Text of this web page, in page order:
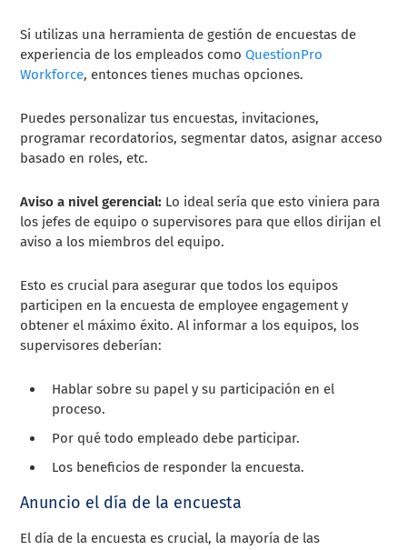
Si utilizas una herramienta de gestión de encuestas de
experiencia de los empleados comoQuestionPro
Workforce, entonces tienes muchas opciones.
Puedes personalizar tus encuestas, invitaciones,
programar recordatorios, segmentar datos, asignar acceso
basado en roles, etc.
Aviso a nivel gerencial: Lo ideal sería que esto viniera para
los jefes de equipo o supervisores para que ellos dirijan el
aviso a los miembros del equipo.
Esto es crucial para asegurar que todos los equipos
participen en la encuesta de employee engagement y
obtener el máximo éxito. Al informar a los equipos, los
supervisores deberían:
Hablar sobre su papel y su participación en el
proceso.
Por qué todo empleado debe participar.
Los beneficios de responder la encuesta.
Anuncio el día de la encuesta
El día de la encuesta es crucial, la mayoría de las